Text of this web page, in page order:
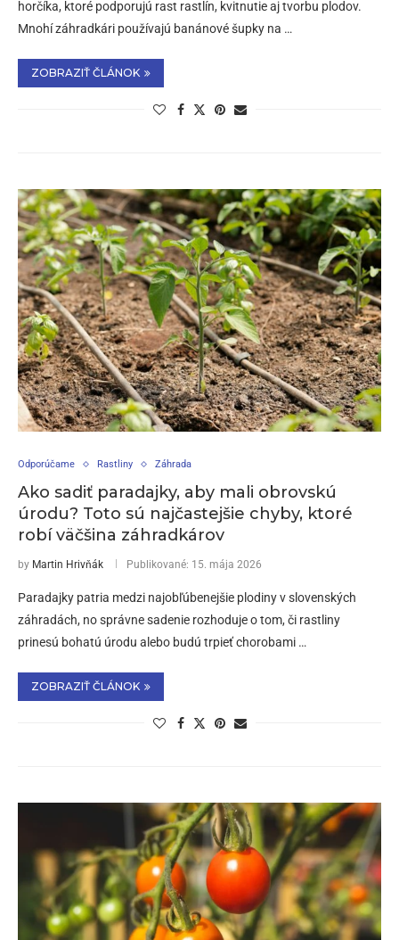
horčíka, ktoré podporujú rast rastlín, kvitnutie aj tvorbu plodov.
Mnohí záhradkári používajú banánové šupky na …
ZOBRAZIŤ ČLÁNOK
Odporúčame Rastliny Záhrada
Ako sadiť paradajky, aby mali obrovskú
úrodu? Toto sú najčastejšie chyby, ktoré
robí väčšina záhradkárov
by Martin Hrivňák Publikované: 15. mája 2026
Paradajky patria medzi najobľúbenejšie plodiny v slovenských
záhradách, no správne sadenie rozhoduje o tom, či rastliny
prinesú bohatú úrodu alebo budú trpieť chorobami …
ZOBRAZIŤ ČLÁNOK